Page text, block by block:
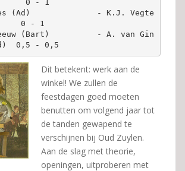
0 - 1
(Ad)              - K.J. Vegte
0 - 1
(Bart)          - A. van Gin
0,5 - 0,5
Dit betekent: werk aan de
winkel! We zullen de
feestdagen goed moeten
benutten om volgend jaar tot
de tanden gewapend te
verschijnen bij Oud Zuylen.
Aan de slag met theorie,
openingen, uitproberen met